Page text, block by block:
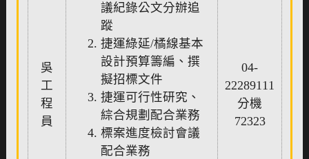
吳
工
程
員
議紀錄公文分辦追
蹤
捷運綠延/橘線基本
設計預算籌編、撰
擬招標文件
捷運可行性研究、
綜合規劃配合業務
標案進度檢討會議
配合業務
04-
22289111
分機
72323